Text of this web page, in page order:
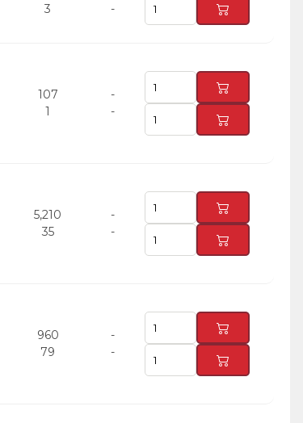
3 -
107
1
-
-
5,210
35
-
-
960
79
-
-